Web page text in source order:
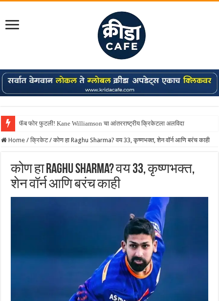
फॅब फोर फुटली! Kane Williamson चा आंतरराष्ट्रीय क्रिकेटला अलविदा
Home / क्रिकेट / कोण हा Raghu Sharma? वय 33, कृष्णभक्त, शेन वॉर्न आणि बरंच काही
कोण हा Raghu Sharma? वय 33, कृष्णभक्त,
शेन वॉर्न आणि बरंच काही